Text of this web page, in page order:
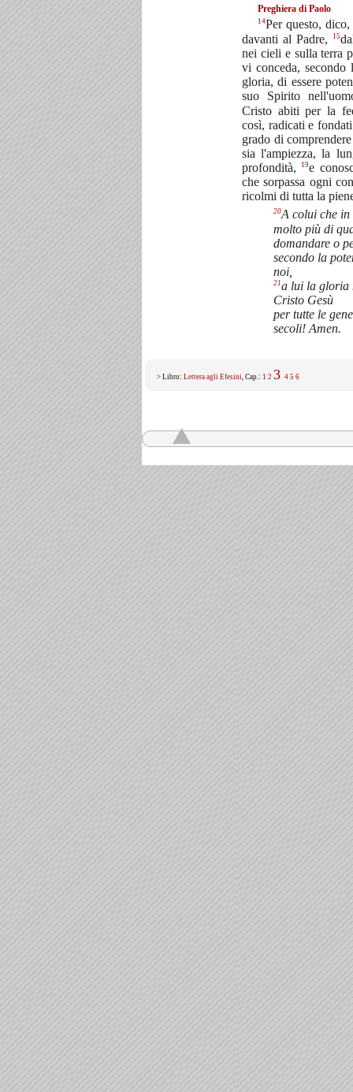
Preghiera di Paolo
14Per questo,
davanti al Padre,
15
nei cieli e sulla terra
vi conceda, secondo
gloria, di essere
suo Spirito
Cristo abiti per la
così, radicati e
grado di
sia l'ampiezza, la
profondità,
19e
che sorpassa ogni
ricolmi di tutta la
20A colui che in
molto più di
domandare o
secondo la
noi,
21a lui la gloria
Cristo Gesù
per tutte le
secoli! Amen.
> Libro: Lettera agli Efesini, Cap.: 1 2 3 4 5 6